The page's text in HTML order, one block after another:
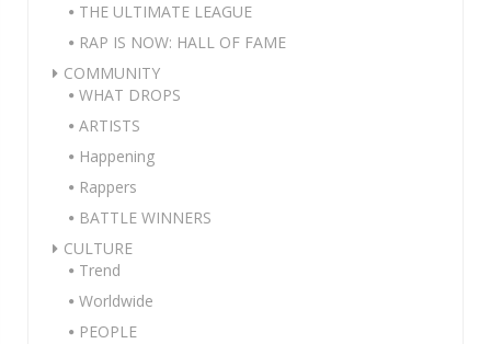
THE ULTIMATE LEAGUE
RAP IS NOW: HALL OF FAME
COMMUNITY
WHAT DROPS
ARTISTS
Happening
Rappers
BATTLE WINNERS
CULTURE
Trend
Worldwide
PEOPLE